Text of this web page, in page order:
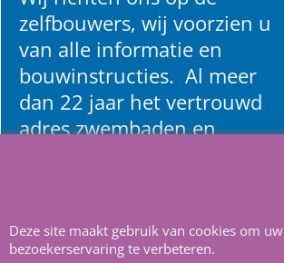
zelfbouwers, wij voorzien u
van alle informatie en
bouwinstructies. Al meer
dan 22 jaar het vertrouwd
adres zwembaden en
Deze site maakt gebruik van cookies om uw
bezoekerservaring te verbeteren.